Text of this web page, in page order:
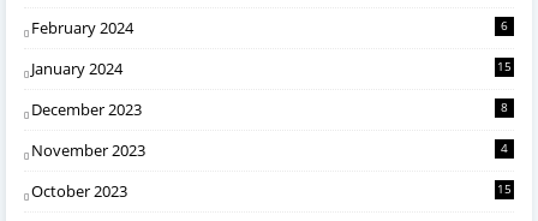
February 2024 6
January 2024 15
December 2023 8
November 2023 4
October 2023 15